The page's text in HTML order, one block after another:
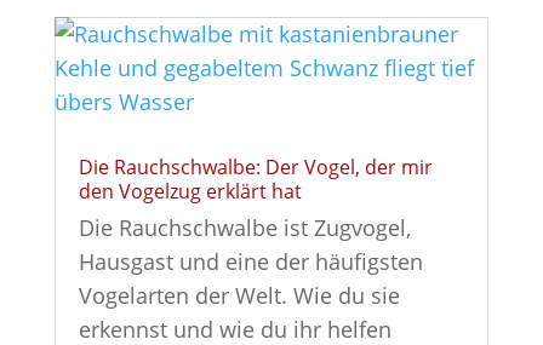
Die Rauchschwalbe: Der Vogel, der mir
den Vogelzug erklärt hat
Die Rauchschwalbe ist Zugvogel,
Hausgast und eine der häufigsten
Vogelarten der Welt. Wie du sie
erkennst und wie du ihr helfen